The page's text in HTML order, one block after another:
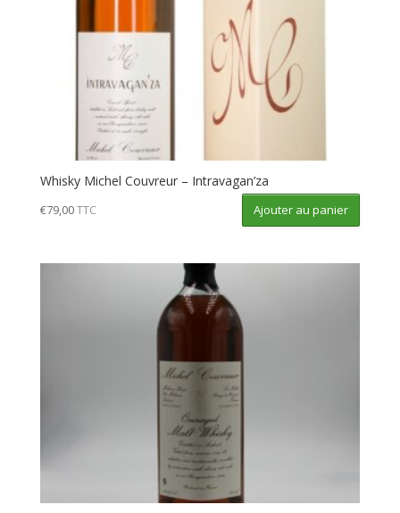
Whisky Michel Couvreur – Intravagan’za
€79,00TTC Ajouter au panier